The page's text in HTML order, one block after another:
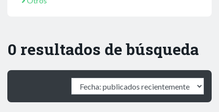
0 resultados de búsqueda